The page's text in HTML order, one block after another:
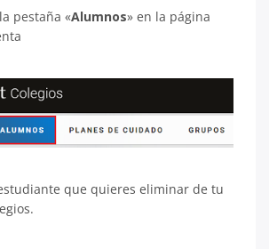
pestaña «Alumnos» en la página
que quieres eliminar de tu